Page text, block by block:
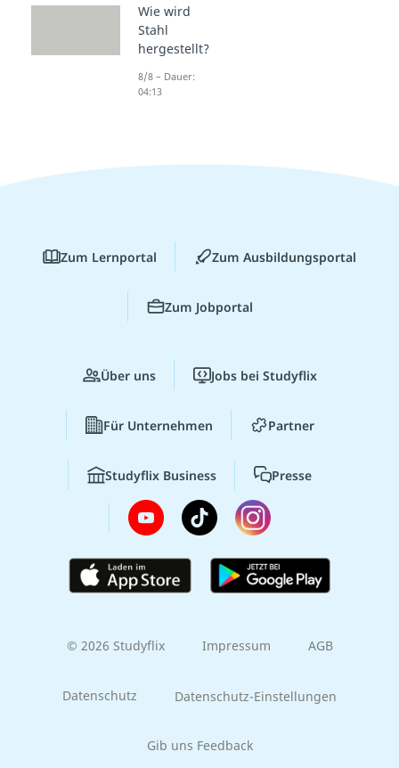
Wie wird
Stahl
hergestellt?
8/8 – Dauer:
04:13
Zum Lernportal Zum Ausbildungsportal
Zum Jobportal
Über uns Jobs bei Studyflix
Für Unternehmen Partner
Studyflix Business Presse
© 2026 Studyflix Impressum AGB
Datenschutz Datenschutz-Einstellungen
Gib uns Feedback